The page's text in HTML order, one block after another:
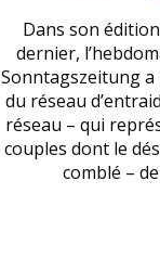
Dans son
dernier,
Sonntagszeitung a
du réseau
réseau – qui
couples dont le
comblé –